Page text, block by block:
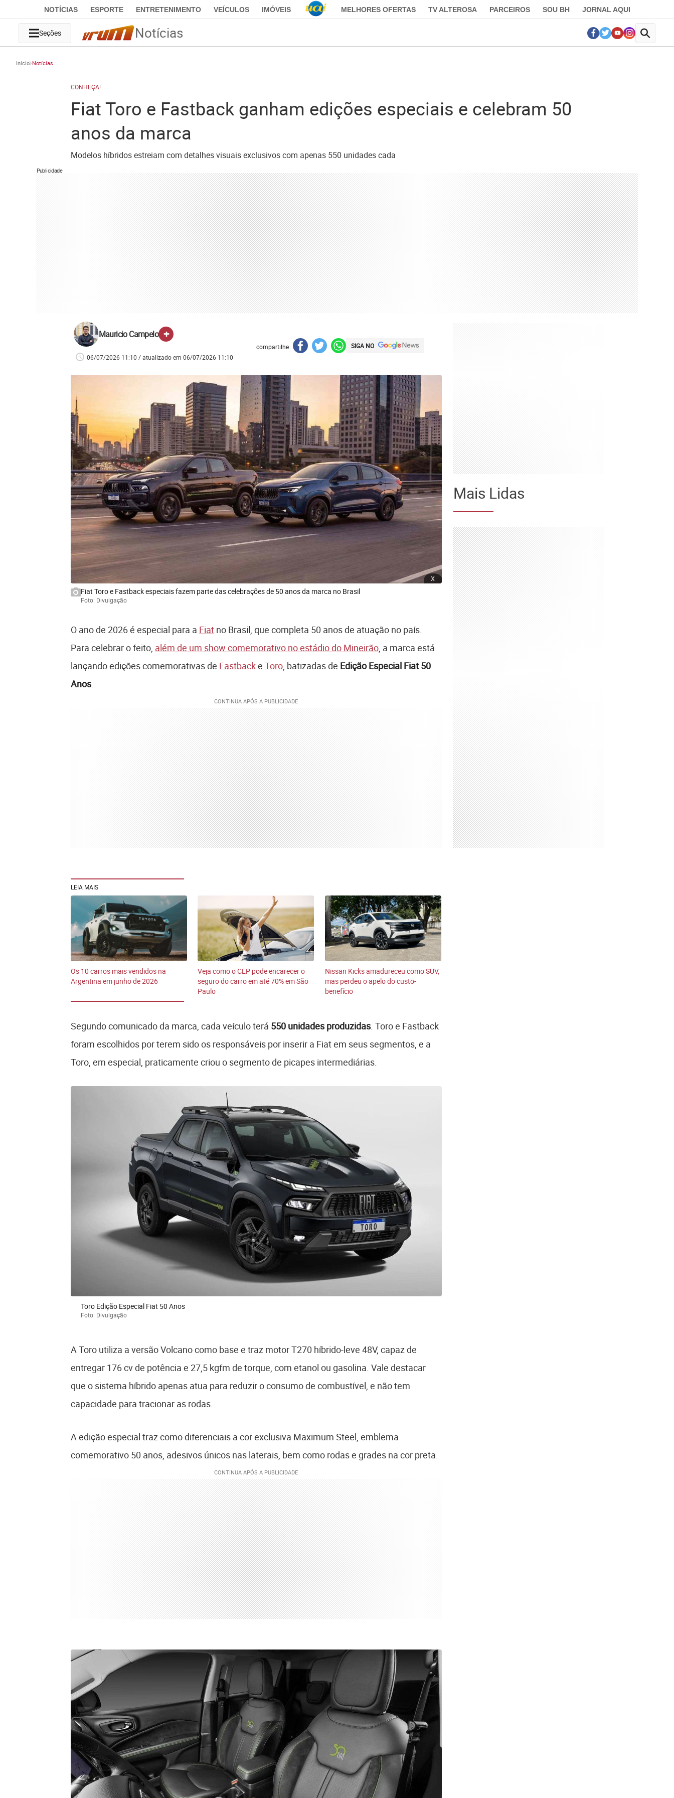
NOTÍCIAS ESPORTE ENTRETENIMENTO VEÍCULOS IMÓVEIS MELHORES OFERTAS TV ALTEROSA PARCEIROS SOU BH JORNAL AQUI
Seções Notícias
Início Notícias
CONHEÇA!
Fiat Toro e Fastback ganham edições especiais e celebram 50
anos da marca
Modelos híbridos estreiam com detalhes visuais exclusivos com apenas 550 unidades cada
Publicidade
Mauricio Campelo +
06/07/2026 11:10 / atualizado em 06/07/2026 11:10
compartilhe SIGA NO
x
Fiat Toro e Fastback especiais fazem parte das celebrações de 50 anos da marca no Brasil
Foto: Divulgação
O ano de 2026 é especial para a Fiatno Brasil, que completa 50 anos de atuação no país.
Para celebrar o feito, além de um show comemorativo no estádio do Mineirão, a marca está
lançando edições comemorativas de Fastbacke Toro, batizadas de Edição Especial Fiat 50
Anos.
LEIA MAIS
Os 10 carros mais vendidos na
Argentina em junho de 2026
Veja como o CEP pode encarecer o
seguro do carro em até 70% em São
Paulo
Nissan Kicks amadureceu como SUV,
mas perdeu o apelo do custo-
benefício
Segundo comunicado da marca, cada veículo terá 550 unidades produzidas. Toro e Fastback
foram escolhidos por terem sido os responsáveis por inserir a Fiat em seus segmentos, e a
Toro, em especial, praticamente criou o segmento de picapes intermediárias.
Toro Edição Especial Fiat 50 Anos
Foto: Divulgação
A Toro utiliza a versão Volcano como base e traz motor T270 híbrido-leve 48V, capaz de
entregar 176 cv de potência e 27,5 kgfm de torque, com etanol ou gasolina. Vale destacar
que o sistema híbrido apenas atua para reduzir o consumo de combustível, e não tem
capacidade para tracionar as rodas.
A edição especial traz como diferenciais a cor exclusiva Maximum Steel, emblema
comemorativo 50 anos, adesivos únicos nas laterais, bem como rodas e grades na cor preta.
Mais Lidas